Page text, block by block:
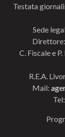
Testata
Sede
C. Fiscale e
R.E.A.
Mail: